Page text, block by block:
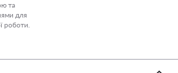
та
для
роботи.